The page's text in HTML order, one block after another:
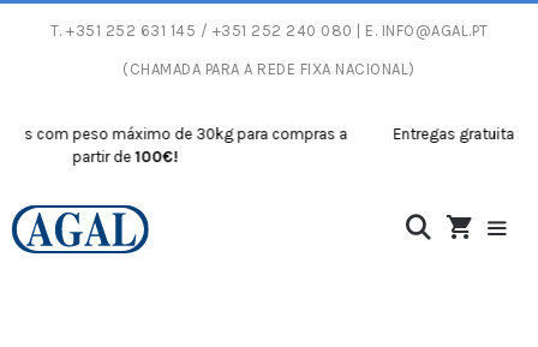
T. +351 252 631 145 / +351 252 240 080 | E. INFO@AGAL.PT
(CHAMADA PARA A REDE FIXA NACIONAL)
peso máximo de 30kg para compras a
partir de100€!
Entregas gratuitas com